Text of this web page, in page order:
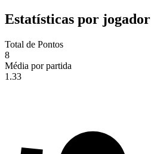
Estatísticas por jogador
Total de Pontos
8
Média por partida
1.33